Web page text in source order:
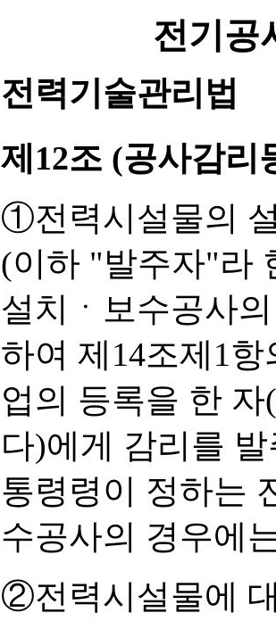
전기공
전력기술관리법
제12조 (공사감리
①전력시설물의
(이하 "발주자"라
설치ㆍ보수공사
하여 제14조제1
업의 등록을 한
다)에게 감리를
통령령이 정하는
수공사의 경우에
②전력시설물에